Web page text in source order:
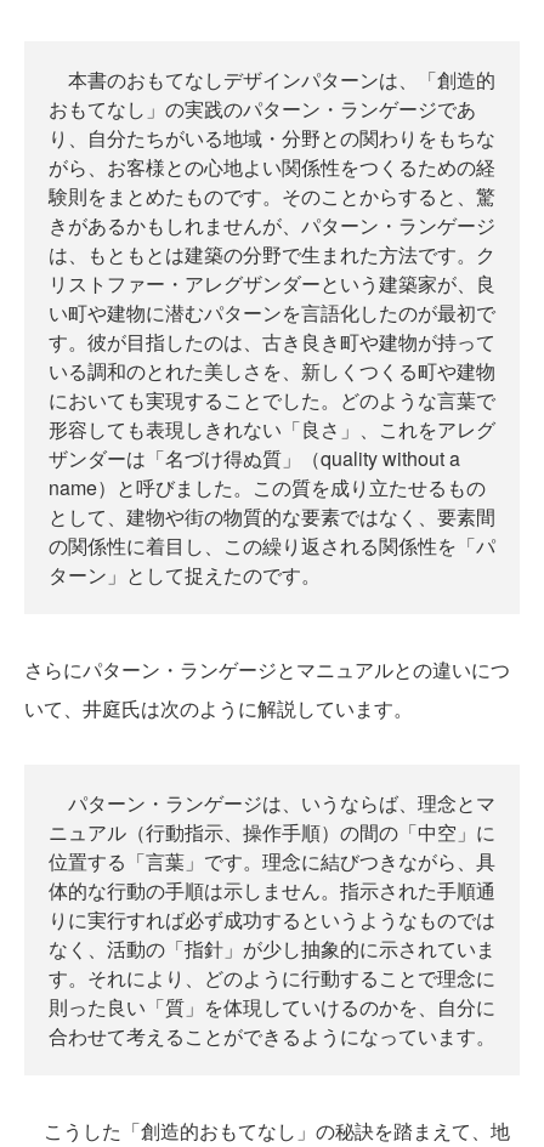
本書のおもてなしデザインパターンは、「創造的
おもてなし」の実践のパターン・ランゲージであ
り、自分たちがいる地域・分野との関わりをもちな
がら、お客様との心地よい関係性をつくるための経
験則をまとめたものです。そのことからすると、驚
きがあるかもしれませんが、パターン・ランゲージ
は、もともとは建築の分野で生まれた方法です。ク
リストファー・アレグザンダーという建築家が、良
い町や建物に潜むパターンを言語化したのが最初で
す。彼が目指したのは、古き良き町や建物が持って
いる調和のとれた美しさを、新しくつくる町や建物
においても実現することでした。どのような言葉で
形容しても表現しきれない「良さ」、これをアレグ
ザンダーは「名づけ得ぬ質」（quality without a
name）と呼びました。この質を成り立たせるもの
として、建物や街の物質的な要素ではなく、要素間
の関係性に着目し、この繰り返される関係性を「パ
ターン」として捉えたのです。
さらにパターン・ランゲージとマニュアルとの違いにつ
いて、井庭氏は次のように解説しています。
パターン・ランゲージは、いうならば、理念とマ
ニュアル（行動指示、操作手順）の間の「中空」に
位置する「言葉」です。理念に結びつきながら、具
体的な行動の手順は示しません。指示された手順通
りに実行すれば必ず成功するというようなものでは
なく、活動の「指針」が少し抽象的に示されていま
す。それにより、どのように行動することで理念に
則った良い「質」を体現していけるのかを、自分に
合わせて考えることができるようになっています。
こうした「創造的おもてなし」の秘訣を踏まえて、地